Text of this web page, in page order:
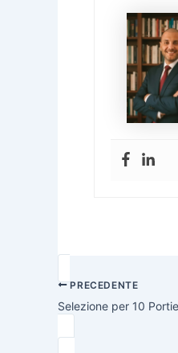
PRECEDENTE
Selezione per 10